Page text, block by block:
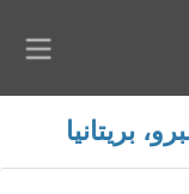
بریتانیا